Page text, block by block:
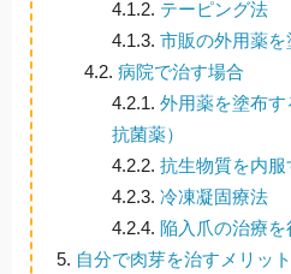
4.1.2. テーピング法
4.1.3. 市販の外用薬を
4.2. 病院で治す場合
4.2.1. 外用薬を塗布
抗菌薬）
4.2.2. 抗生物質を内服
4.2.3. 冷凍凝固療法
4.2.4. 陥入爪の治療を
5. 自分で肉芽を治すメリッ